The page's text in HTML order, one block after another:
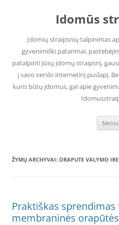
Idomūs
Įdomių straipsnių talpinimas
gyvenimiški patarimai,
patalpinti Jūsų įdomų straipsnį,
į savo verslo internetinį puslapį.
kuris būtų įdomus, gal apie
Meniu
ŽYMŲ ARCHYVAI: ORAPUTE VALYMO
Praktiškas
membraninės orapūtės